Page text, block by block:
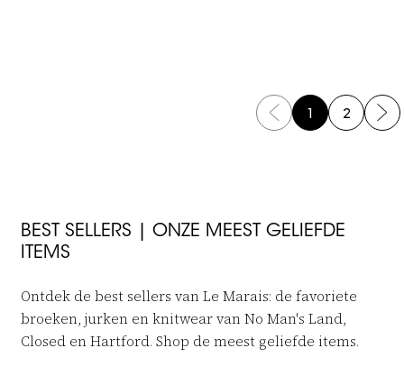
1 2
BEST SELLERS | ONZE MEEST GELIEFDE
ITEMS
Ontdek de best sellers van Le Marais: de favoriete
broeken, jurken en knitwear van No Man's Land,
Closed en Hartford. Shop de meest geliefde items.